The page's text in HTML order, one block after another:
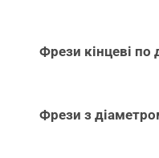
Фрези кінцеві по
Фрези з